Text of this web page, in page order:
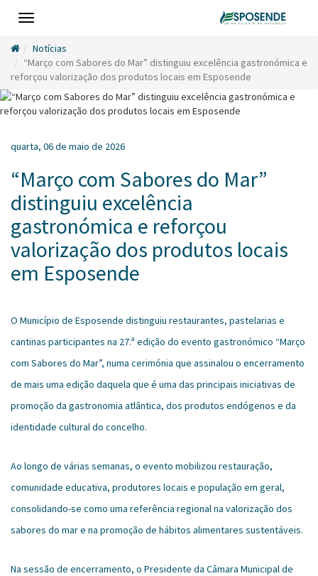
Toggle
Notícias
“Março com Sabores do Mar” distinguiu excelência gastronómica e
reforçou valorização dos produtos locais em Esposende
quarta, 06 de maio de 2026
“Março com Sabores do Mar”
distinguiu excelência
gastronómica e reforçou
valorização dos produtos locais
em Esposende
O Município de Esposende distinguiu restaurantes, pastelarias e
cantinas participantes na 27.ª edição do evento gastronómico “Março
com Sabores do Mar”, numa cerimónia que assinalou o encerramento
de mais uma edição daquela que é uma das principais iniciativas de
promoção da gastronomia atlântica, dos produtos endógenos e da
identidade cultural do concelho.
Ao longo de várias semanas, o evento mobilizou restauração,
comunidade educativa, produtores locais e população em geral,
consolidando-se como uma referência regional na valorização dos
sabores do mar e na promoção de hábitos alimentares sustentáveis.
Na sessão de encerramento, o Presidente da Câmara Municipal de